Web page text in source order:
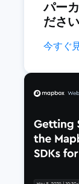
パー
ださい
今すぐ